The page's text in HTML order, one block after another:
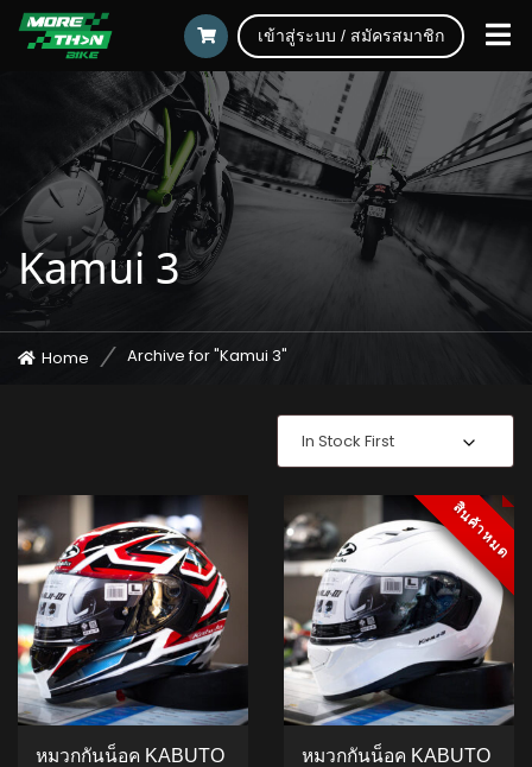
เข้าสู่ระบบ / สมัครสมาชิก
Kamui 3
Home Archive for "Kamui 3"
In Stock First
หมวกกันน็อค KABUTO
สินค้าหมด
สินค้าหมด
หมวกกันน็อค KABUTO